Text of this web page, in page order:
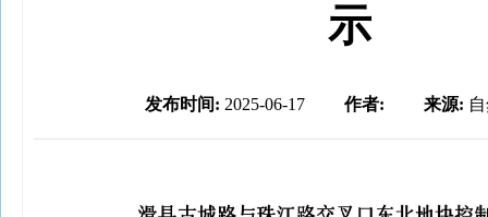
示
发布时间: 2025-06-17 作者: 来源: